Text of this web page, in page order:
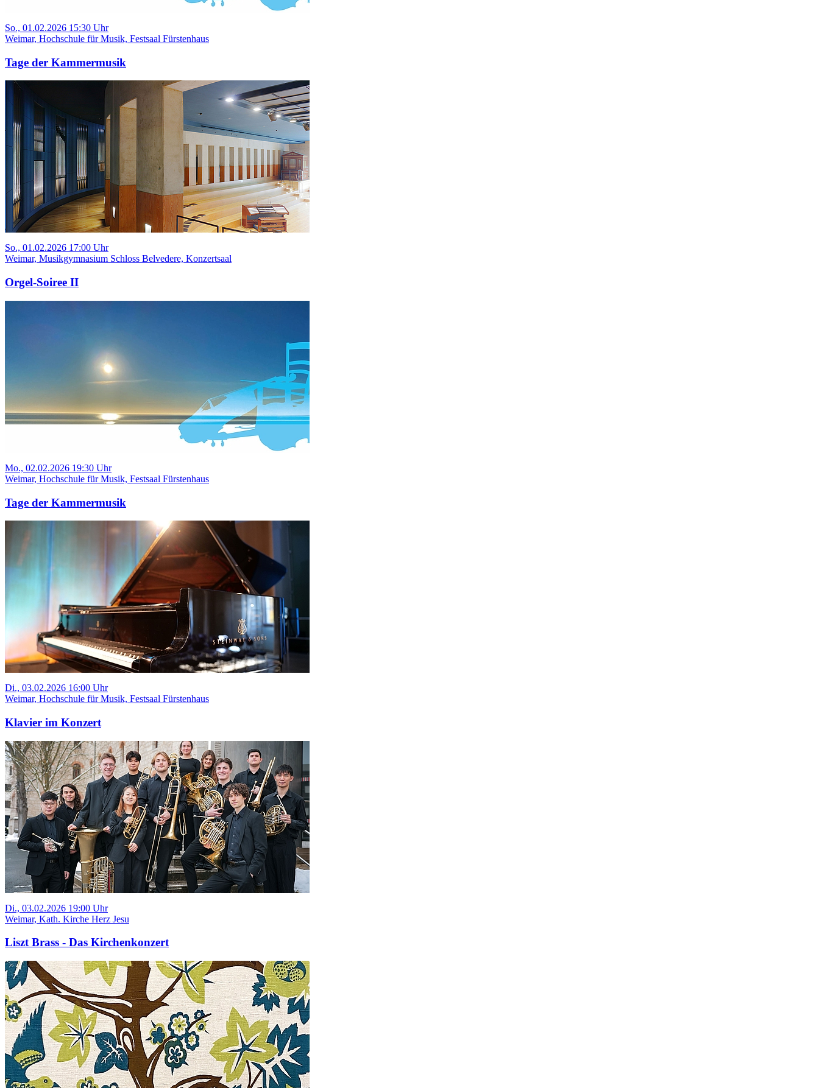
So., 01.02.2026 15:30 Uhr
Weimar, Hochschule für Musik, Festsaal Fürstenhaus
Tage der Kammermusik
So., 01.02.2026 17:00 Uhr
Weimar, Musikgymnasium Schloss Belvedere, Konzertsaal
Orgel-Soiree II
Mo., 02.02.2026 19:30 Uhr
Weimar, Hochschule für Musik, Festsaal Fürstenhaus
Tage der Kammermusik
Di., 03.02.2026 16:00 Uhr
Weimar, Hochschule für Musik, Festsaal Fürstenhaus
Klavier im Konzert
Di., 03.02.2026 19:00 Uhr
Weimar, Kath. Kirche Herz Jesu
Liszt Brass - Das Kirchenkonzert